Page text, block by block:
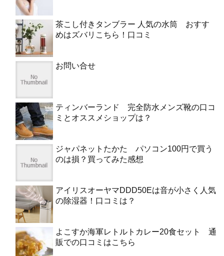
茶こし付きタンブラー 人気の水筒 おすす
めはズバリこちら！口コミ
お問い合せ
ティンバーランド 完全防水メンズ靴の口コ
ミとオススメショップは？
ジャパネットたかた パソコン100円で買う
のは損？買ってみた感想
アイリスオーヤマDDD50Eは音が小さく人気
の除湿器！口コミは？
よこすか海軍レトルトカレー20食セット 通
販での口コミはこちら